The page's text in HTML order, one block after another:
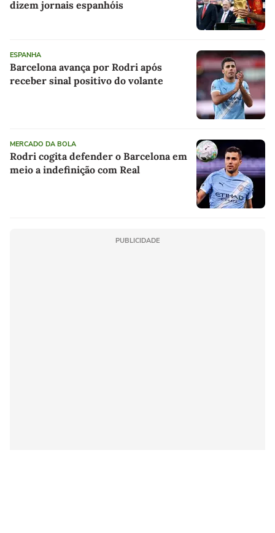
dizem jornais espanhóis
ESPANHA
Barcelona avança por Rodri após
receber sinal positivo do volante
MERCADO DA BOLA
Rodri cogita defender o Barcelona em
meio a indefinição com Real
PUBLICIDADE